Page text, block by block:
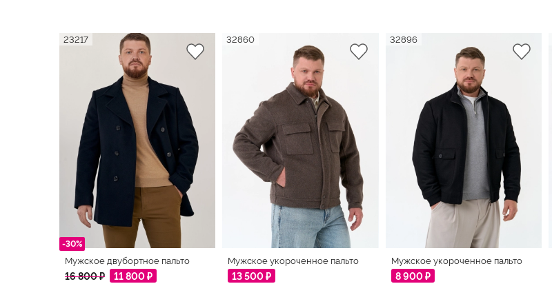
-30%
23217
Мужское двубортное пальто
16 800 ₽ 11 800 ₽
32860
Мужское укороченное пальто
13 500 ₽
32896
Мужское укороченное пальто
8 900 ₽